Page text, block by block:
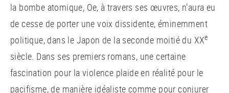
la bombe atomique, Oe, à travers ses œuvres, n’aura eu
de cesse de porter une voix dissidente, éminemment
politique, dans le Japon de la seconde moitié du XXe
siècle. Dans ses premiers romans, une certaine
fascination pour la violence plaide en réalité pour le
pacifisme, de manière idéaliste comme pour conjurer